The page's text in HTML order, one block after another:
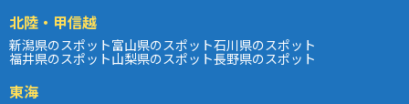
北陸・甲信越
新潟県のスポット富山県のスポット石川県のスポット
福井県のスポット山梨県のスポット長野県のスポット
東海